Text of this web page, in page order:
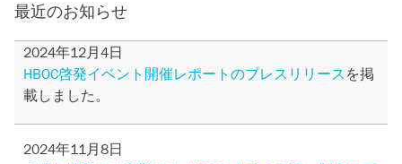
最近のお知らせ
2024年12月4日
HBOC啓発イベント開催レポートのプレスリリース を掲
載しました。
2024年11月8日